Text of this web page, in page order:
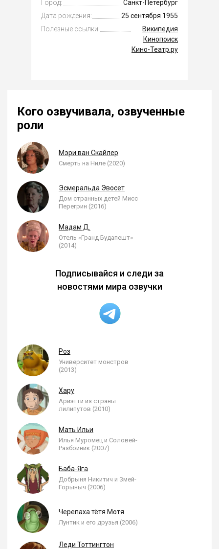
Город:
Санкт-Петербург
Дата рождения:
25 сентября 1955
Полезные ссылки:
Википедия
Кинопоиск
Кино-Театр.ру
Кого озвучивала, озвученные
роли
Мэри ван Скайлер
Смерть на Ниле (2020)
Эсмеральда Эвосет
Дом странных детей Мисс
Перегрин (2016)
Мадам Д.
Отель «Гранд Будапешт»
(2014)
Подписывайся и следи за
новостями мира озвучки
Роз
Университет монстров
(2013)
Хару
Ариэтти из страны
лилипутов (2010)
Мать Ильи
Илья Муромец и Соловей-
Разбойник (2007)
Баба-Яга
Добрыня Никитич и Змей-
Горыныч (2006)
Черепаха тётя Мотя
Лунтик и его друзья (2006)
Леди Тоттингтон